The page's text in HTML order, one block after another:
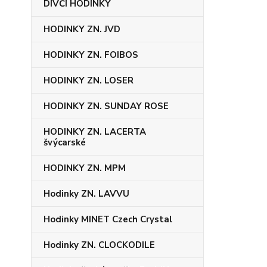
DÍVČÍ HODINKY
HODINKY ZN. JVD
HODINKY ZN. FOIBOS
HODINKY ZN. LOSER
HODINKY ZN. SUNDAY ROSE
HODINKY ZN. LACERTA
švýcarské
HODINKY ZN. MPM
Hodinky ZN. LAVVU
Hodinky MINET Czech Crystal
Hodinky ZN. CLOCKODILE